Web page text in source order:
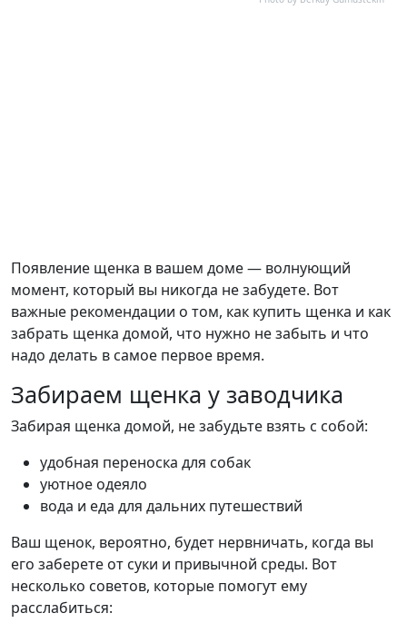
Появление щенка в вашем доме — волнующий
момент, который вы никогда не забудете. Вот
важные рекомендации о том, как купить щенка и как
забрать щенка домой, что нужно не забыть и что
надо делать в самое первое время.
Забираем щенка у заводчика
Забирая щенка домой, не забудьте взять с собой:
удобная переноска для собак
уютное одеяло
вода и еда для дальних путешествий
Ваш щенок, вероятно, будет нервничать, когда вы
его заберете от суки и привычной среды. Вот
несколько советов, которые помогут ему
расслабиться: